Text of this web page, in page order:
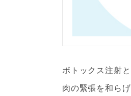
ボトックス注射
肉の緊張を和ら